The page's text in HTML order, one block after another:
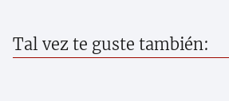
Tal vez te guste también: